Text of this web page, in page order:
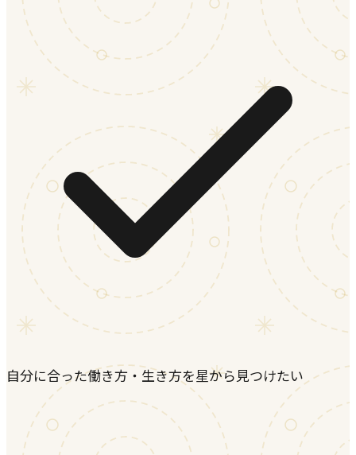
自分に合った働き方・生き方を星から見つけたい